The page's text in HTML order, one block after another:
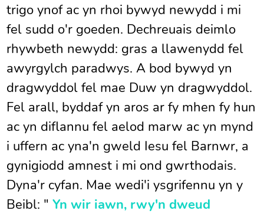
trigo ynof ac yn rhoi bywyd newydd i mi
fel sudd o'r goeden. Dechreuais deimlo
rhywbeth newydd: gras a llawenydd fel
awyrgylch paradwys. A bod bywyd yn
dragwyddol fel mae Duw yn dragwyddol.
Fel arall, byddaf yn aros ar fy mhen fy hun
ac yn diflannu fel aelod marw ac yn mynd
i uffern ac yna'n gweld Iesu fel Barnwr, a
gynigiodd amnest i mi ond gwrthodais.
Dyna'r cyfan. Mae wedi'i ysgrifennu yn y
Beibl: "Yn wir iawn, rwy'n dweud